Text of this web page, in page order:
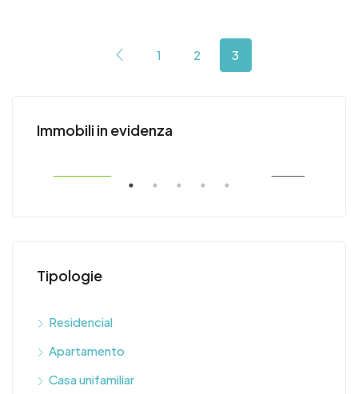
1 2 3
Immobili in evidenza
$540,000
Tipologie
Residencial
Apartamento
Casa unifamiliar